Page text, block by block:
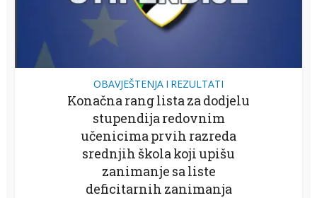
OBAVJEŠTENJA I REZULTATI
Konačna rang lista za dodjelu
stupendija redovnim
učenicima prvih razreda
srednjih škola koji upišu
zanimanje sa liste
deficitarnih zanimanja